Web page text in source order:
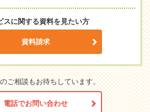
スに関する資料を見たい方
資料請求
ご相談もお待ちしています。
電話でお問い合わせ